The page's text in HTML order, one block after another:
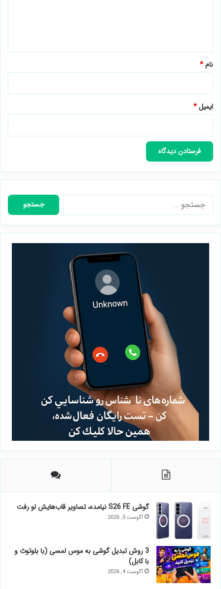
نام*
ایمیل*
جستجو
برای:
گوشی S26 FE نیامده، تصاویر قاب‌هایش لو رفت
آگوست 5, 2026
3 روش تبدیل گوشی به موس لمسی (با بلوتوث و
با کابل)
آگوست 4, 2026